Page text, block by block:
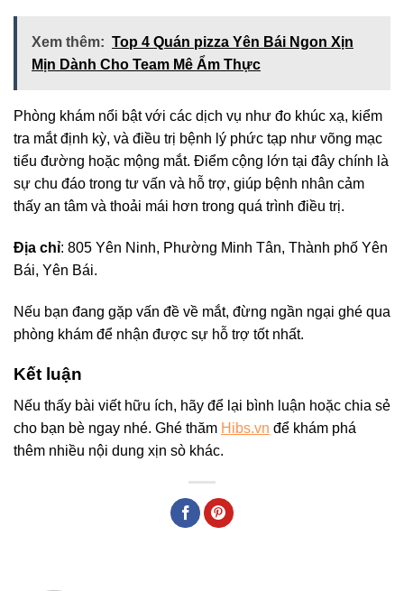
Xem thêm: Top 4 Quán pizza Yên Bái Ngon Xịn
Mịn Dành Cho Team Mê Ẩm Thực
Phòng khám nổi bật với các dịch vụ như đo khúc xạ, kiểm
tra mắt định kỳ, và điều trị bệnh lý phức tạp như võng mạc
tiểu đường hoặc mộng mắt. Điểm cộng lớn tại đây chính là
sự chu đáo trong tư vấn và hỗ trợ, giúp bệnh nhân cảm
thấy an tâm và thoải mái hơn trong quá trình điều trị.
Địa chỉ: 805 Yên Ninh, Phường Minh Tân, Thành phố Yên
Bái, Yên Bái.
Nếu bạn đang gặp vấn đề về mắt, đừng ngần ngại ghé qua
phòng khám để nhận được sự hỗ trợ tốt nhất.
Kết luận
Nếu thấy bài viết hữu ích, hãy để lại bình luận hoặc chia sẻ
cho bạn bè ngay nhé. Ghé thăm Hibs.vn để khám phá
thêm nhiều nội dung xịn sò khác.